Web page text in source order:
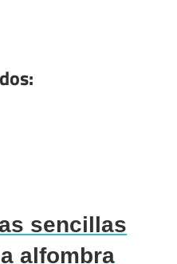
sencillas
alfombra